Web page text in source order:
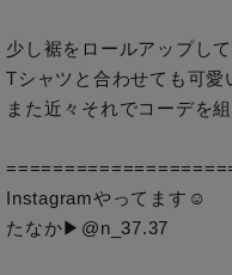
少し裾をロールアップして
Tシャツと合わせても可
また近々それでコーデを
Instagramやってます☺︎
たなか▶︎@n_37.37